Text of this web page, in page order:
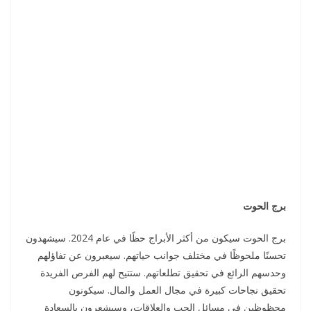
برج الحوت
برج الحوت سيكون من أكثر الأبراج حظًا في عام 2024. سيشهدون
تحسنًا ملحوظًا في مختلف جوانب حياتهم. سيعبرون عن تفاؤلهم
وحدسهم الرائع في تحقيق تطلعاتهم. ستتيح لهم الفرص الفريدة
تحقيق نجاحات كبيرة في مجال العمل والمال. سيكونون
محظوظين في مسائل الحب والعلاقات، وسيشعرون بالسعادة